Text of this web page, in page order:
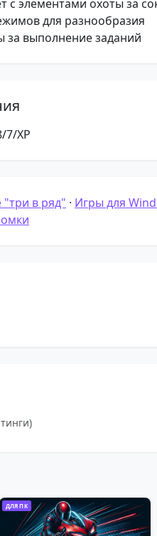
с элементами охоты за
для разнообразия
за выполнение заданий
7/XP
в ряд" · Игры для
ДЛЯ ПК